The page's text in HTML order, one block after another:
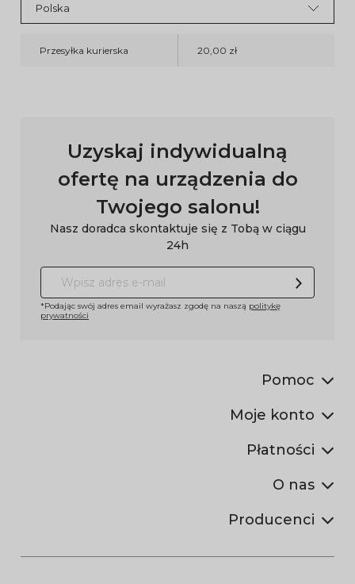
Przesyłka kurierska 20,00 zł
Uzyskaj indywidualną
ofertę na urządzenia do
Twojego salonu!
Nasz doradca skontaktuje się z Tobą w ciągu
24h
*Podając swój adres email wyrażasz zgodę na naszą politykę
prywatności
Pomoc
Moje konto
Płatności
O nas
Producenci